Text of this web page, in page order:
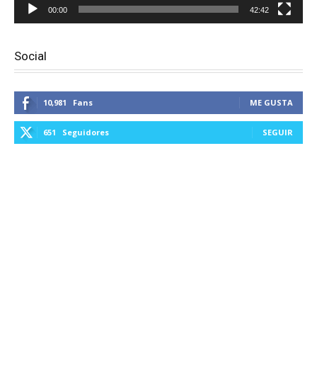
00:00 42:42
Social
10,981 Fans ME GUSTA
651 Seguidores SEGUIR